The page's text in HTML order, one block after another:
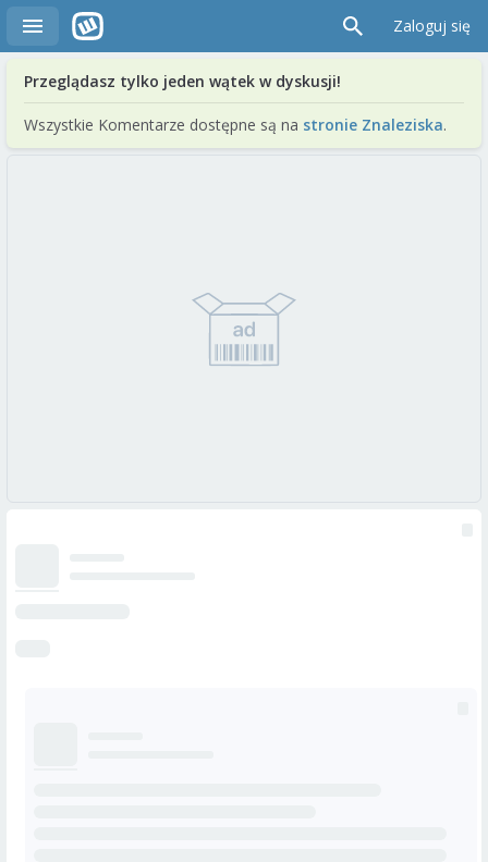
Zaloguj się
Przeglądasz tylko jeden wątek w dyskusji!
Wszystkie Komentarze dostępne są na stronie Znaleziska.